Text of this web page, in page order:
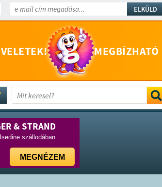
ELKÜLD
MEGBÍZHATÓ
& STRAND
szállodában
MEGNÉZEM